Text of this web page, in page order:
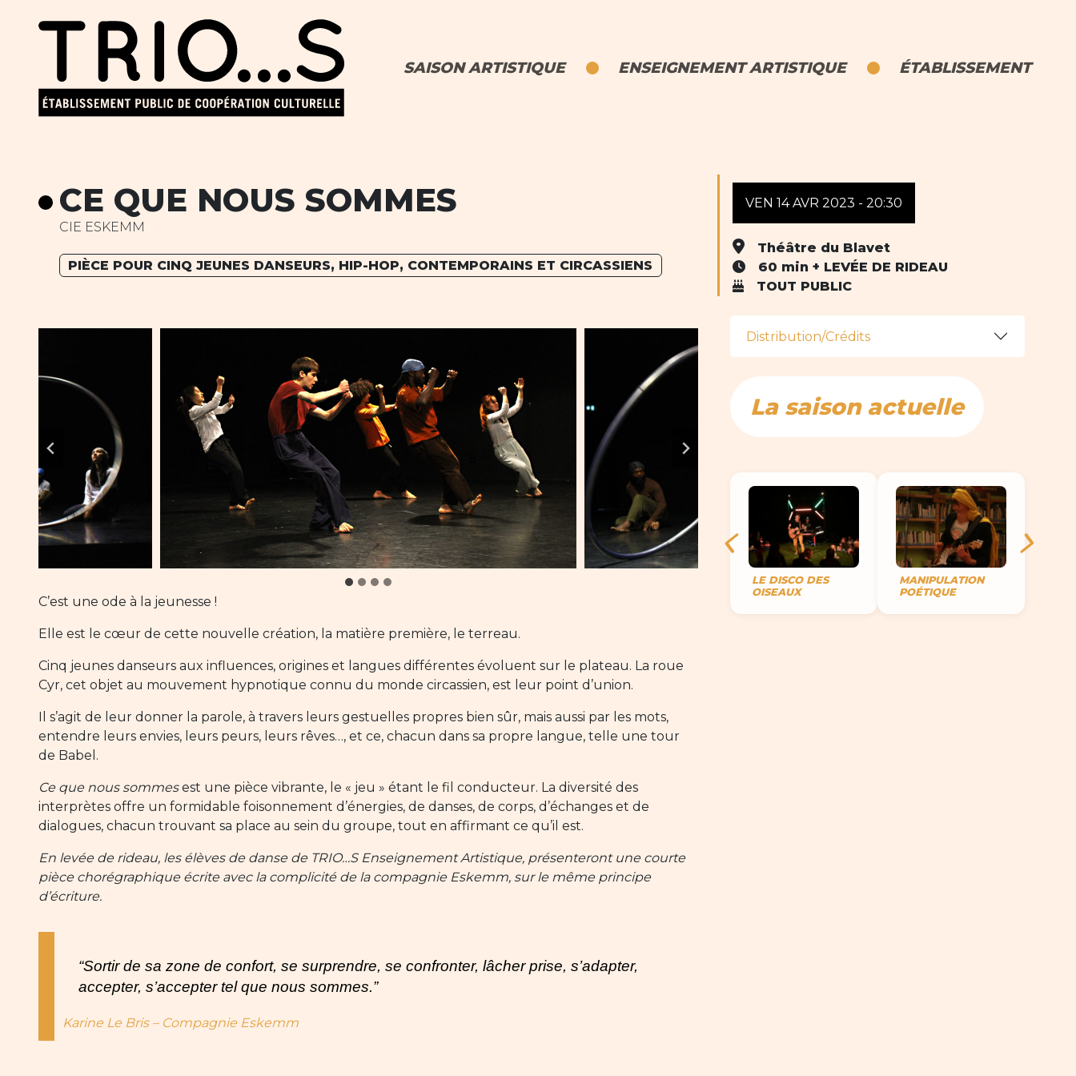
SAISON ARTISTIQUE ENSEIGNEMENT ARTISTIQUE ÉTABLISSEMENT
CE QUE NOUS SOMMES
CIE ESKEMM
PIÈCE POUR CINQ JEUNES DANSEURS, HIP-HOP, CONTEMPORAINS ET CIRCASSIENS
C’est une ode à la jeunesse !
Elle est le cœur de cette nouvelle création, la matière première, le terreau.
Cinq jeunes danseurs aux influences, origines et langues différentes évoluent sur le plateau. La roue
Cyr, cet objet au mouvement hypnotique connu du monde circassien, est leur point d’union.
Il s’agit de leur donner la parole, à travers leurs gestuelles propres bien sûr, mais aussi par les mots,
entendre leurs envies, leurs peurs, leurs rêves…, et ce, chacun dans sa propre langue, telle une tour
de Babel.
Ce que nous sommesest une pièce vibrante, le « jeu » étant le fil conducteur. La diversité des
interprètes offre un formidable foisonnement d’énergies, de danses, de corps, d’échanges et de
dialogues, chacun trouvant sa place au sein du groupe, tout en affirmant ce qu’il est.
En levée de rideau, les élèves de danse de TRIO…S Enseignement Artistique, présenteront une courte
pièce chorégraphique écrite avec la complicité de la compagnie Eskemm, sur le même principe
d’écriture.
“Sortir de sa zone de confort, se surprendre, se confronter, lâcher prise, s’adapter,
accepter, s’accepter tel que nous sommes.”
Karine Le Bris – Compagnie Eskemm
VEN 14 AVR 2023 - 20:30
Théâtre du Blavet
60 min + LEVÉE DE RIDEAU
TOUT PUBLIC
Distribution/Crédits
La saison actuelle
LE DISCO DES
OISEAUX
MANIPULATION
POÉTIQUE